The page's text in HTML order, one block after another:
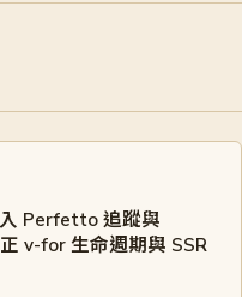
Perfetto 追蹤與
v-for 生命週期與 SSR